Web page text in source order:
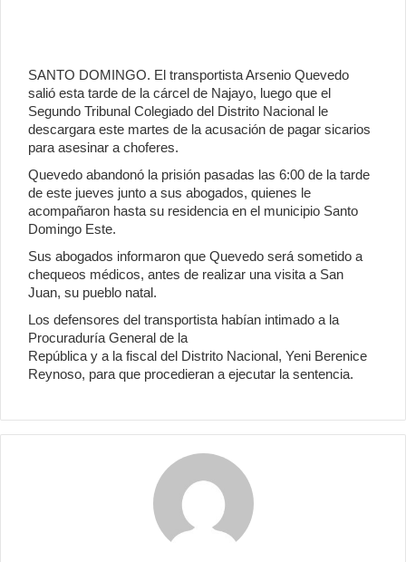
SANTO DOMINGO. El transportista Arsenio Quevedo
salió esta tarde de la cárcel de Najayo, luego que el
Segundo Tribunal Colegiado del Distrito Nacional le
descargara este martes de la acusación de pagar sicarios
para asesinar a choferes.
Quevedo abandonó la prisión pasadas las 6:00 de la tarde
de este jueves junto a sus abogados, quienes le
acompañaron hasta su residencia en el municipio Santo
Domingo Este.
Sus abogados informaron que Quevedo será sometido a
chequeos médicos, antes de realizar una visita a San
Juan, su pueblo natal.
Los defensores del transportista habían intimado a la
Procuraduría General de la
República y a la fiscal del Distrito Nacional, Yeni Berenice
Reynoso, para que procedieran a ejecutar la sentencia.